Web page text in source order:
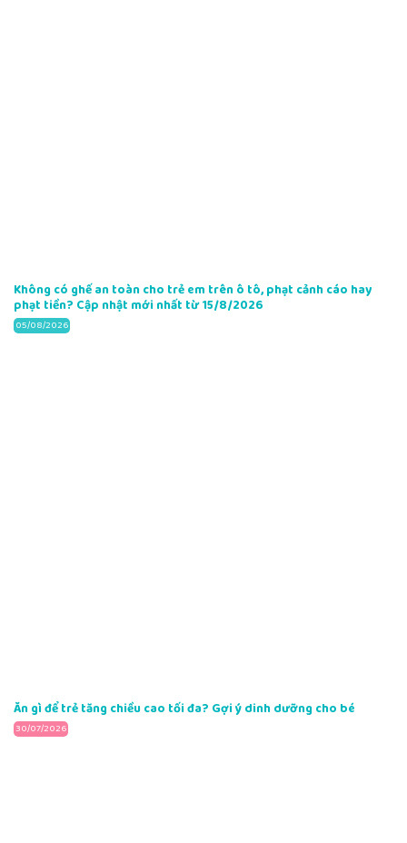
Không có ghế an toàn cho trẻ em trên ô tô, phạt cảnh cáo hay
phạt tiền? Cập nhật mới nhất từ 15/8/2026
05/08/2026
Ăn gì để trẻ tăng chiều cao tối đa? Gợi ý dinh dưỡng cho bé
30/07/2026